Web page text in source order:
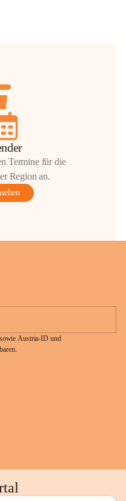
Termine für die
Region an.
Austria-ID und